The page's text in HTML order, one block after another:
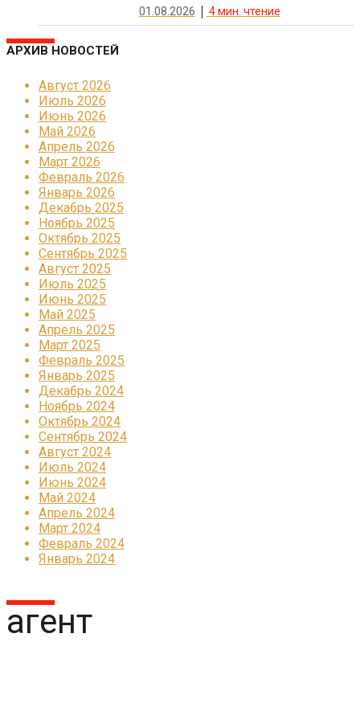
01.08.2026 4мин. чтение
АРХИВ НОВОСТЕЙ
Август 2026
Июль 2026
Июнь 2026
Май 2026
Апрель 2026
Март 2026
Февраль 2026
Январь 2026
Декабрь 2025
Ноябрь 2025
Октябрь 2025
Сентябрь 2025
Август 2025
Июль 2025
Июнь 2025
Май 2025
Апрель 2025
Март 2025
Февраль 2025
Январь 2025
Декабрь 2024
Ноябрь 2024
Октябрь 2024
Сентябрь 2024
Август 2024
Июль 2024
Июнь 2024
Май 2024
Апрель 2024
Март 2024
Февраль 2024
Январь 2024
агент